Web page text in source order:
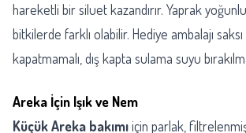
hareketli bir siluet kazandırır. Yaprak
bitkilerde farklı olabilir. Hediye ambalajı saksı
kapatmamalı, dış kapta sulama suyu
Areka İçin Işık ve Nem
Küçük Areka bakımıiçin parlak, filtrelenmiş